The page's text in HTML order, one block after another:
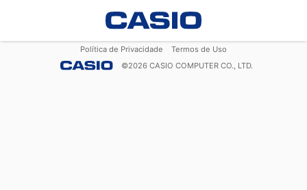
Política de Privacidade
Termos de Uso
©2026 CASIO COMPUTER CO., LTD.